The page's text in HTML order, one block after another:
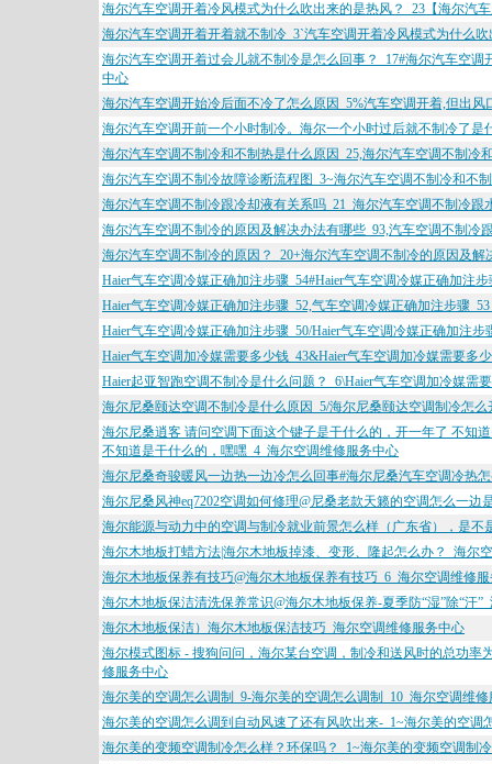
海尔汽车空调开着冷风模式为什么吹出来的是热风？_23【海尔汽
海尔汽车空调开着开着就不制冷_3`汽车空调开着冷风模式为什么
海尔汽车空调开着过会儿就不制冷是怎么回事？_17#海尔汽车空
中心
海尔汽车空调开始冷后面不冷了怎么原因_5%汽车空调开着,但出
海尔汽车空调开前一个小时制冷。海尔一个小时过后就不制冷了
海尔汽车空调不制冷和不制热是什么原因_25,海尔汽车空调不制冷
海尔汽车空调不制冷故障诊断流程图_3~海尔汽车空调不制冷和不
海尔汽车空调不制冷跟冷却液有关系吗_21_海尔汽车空调不制冷
海尔汽车空调不制冷的原因及解决办法有哪些_93,汽车空调不制冷
海尔汽车空调不制冷的原因？_20+海尔汽车空调不制冷的原因及
Haier气车空调冷媒正确加注步骤_54#Haier气车空调冷媒正确加注
Haier气车空调冷媒正确加注步骤_52,气车空调冷媒正确加注步骤
Haier气车空调冷媒正确加注步骤_50/Haier气车空调冷媒正确加注
Haier气车空调加冷媒需要多少钱_43&Haier气车空调加冷媒需要多
Haier起亚智跑空调不制冷是什么问题？_6\Haier气车空调加冷媒需
海尔尼桑颐达空调不制冷是什么原因_5/海尔尼桑颐达空调制冷怎
海尔尼桑逍客 请问空调下面这个键子是干什么的，开一年了 不知
不知道是干什么的，嘿嘿_4_海尔空调维修服务中心
海尔尼桑奇骏暖风一边热一边冷怎么回事#海尔尼桑汽车空调冷热
海尔尼桑风神eq7202空调如何修理@尼桑老款天籁的空调怎么一边
海尔能源与动力中的空调与制冷就业前景怎么样（广东省），是
海尔木地板打蜡方法|海尔木地板掉漆、变形、隆起怎么办？_海尔
海尔木地板保养有技巧@海尔木地板保养有技巧_6_海尔空调维修
海尔木地板保洁清洗保养常识@海尔木地板保养-夏季防“湿”除“汗
海尔木地板保洁）海尔木地板保洁技巧_海尔空调维修服务中心
海尔模式图标 - 搜狗问问，海尔某台空调，制冷和送风时的总功率
修服务中心
海尔美的空调怎么调制_9-海尔美的空调怎么调制_10_海尔空调维
海尔美的空调怎么调到自动风速了还有风吹出来-_1~海尔美的空
海尔美的变频空调制冷怎么样？环保吗？_1~海尔美的变频空调制